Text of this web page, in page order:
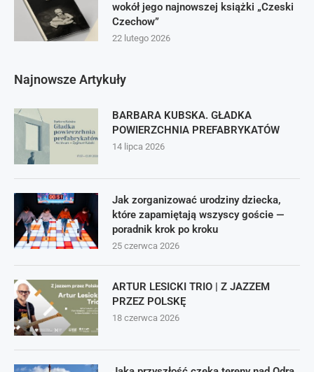
wokół jego najnowszej książki „Czeski
Czechow”
22 lutego 2026
Najnowsze Artykuły
BARBARA KUBSKA. GŁADKA
POWIERZCHNIA PREFABRYKATÓW
14 lipca 2026
Jak zorganizować urodziny dziecka,
które zapamiętają wszyscy goście —
poradnik krok po kroku
25 czerwca 2026
ARTUR LESICKI TRIO | Z JAZZEM
PRZEZ POLSKĘ
18 czerwca 2026